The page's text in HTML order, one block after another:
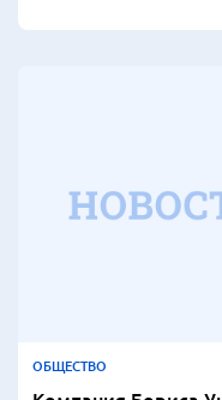
ОБЩЕСТВО